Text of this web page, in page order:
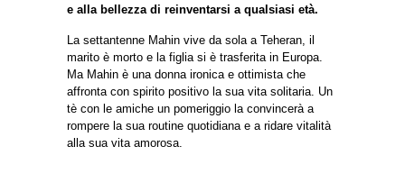
e alla bellezza di reinventarsi a qualsiasi età.
La settantenne Mahin vive da sola a Teheran, il
marito è morto e la figlia si è trasferita in Europa.
Ma Mahin è una donna ironica e ottimista che
affronta con spirito positivo la sua vita solitaria. Un
tè con le amiche un pomeriggio la convincerà a
rompere la sua routine quotidiana e a ridare vitalità
alla sua vita amorosa.